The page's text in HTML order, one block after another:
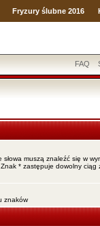
Fryzury ślubne 2016
FAQ
muszą znaleźć się w
* zastępuje dowolny ciąg
znaków